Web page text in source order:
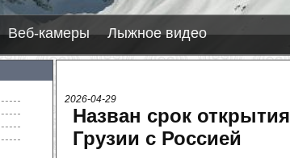
Веб-камеры Лыжное видео
2026-04-29
Назван срок
Грузии с Россией